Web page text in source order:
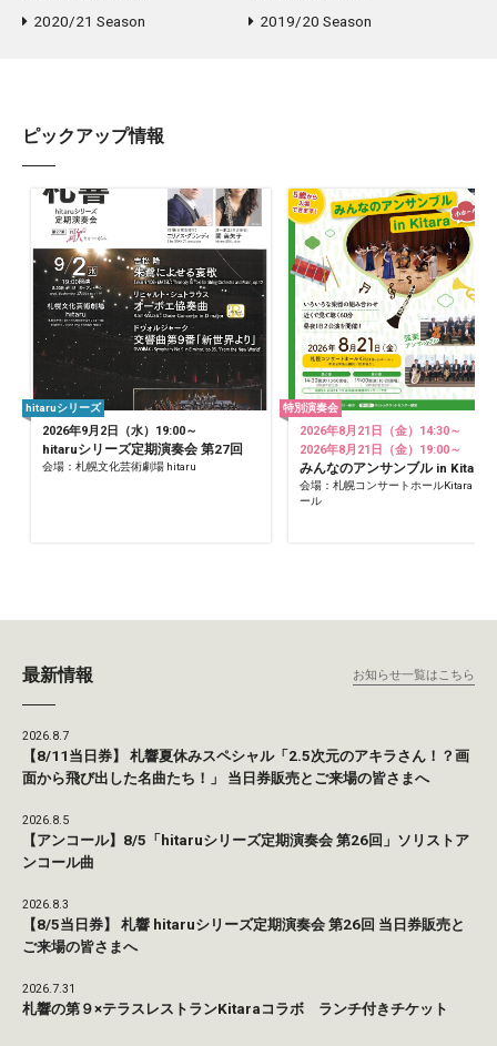
2020/21 Season
2019/20 Season
ピックアップ情報
2026年9月2日（水）19:00～
hitaruシリーズ定期演奏会 第27回
会場：札幌文化芸術劇場 hitaru
hitaruシリーズ
2026年8月21日（金）14:30～
2026年8月21日（金）19:00～
みんなのアンサンブル in Kitara
会場：札幌コンサートホールKitara 小
ール
特別演奏会
最新情報 お知らせ一覧はこちら
2026.8.7
【8/11当日券】 札響夏休みスペシャル「2.5次元のアキラさん！？画
面から飛び出した名曲たち！」 当日券販売とご来場の皆さまへ
2026.8.5
【アンコール】8/5「hitaruシリーズ定期演奏会 第26回」ソリストア
ンコール曲
2026.8.3
【8/5当日券】 札響 hitaruシリーズ定期演奏会 第26回 当日券販売と
ご来場の皆さまへ
2026.7.31
札響の第９×テラスレストランKitaraコラボ ランチ付きチケット